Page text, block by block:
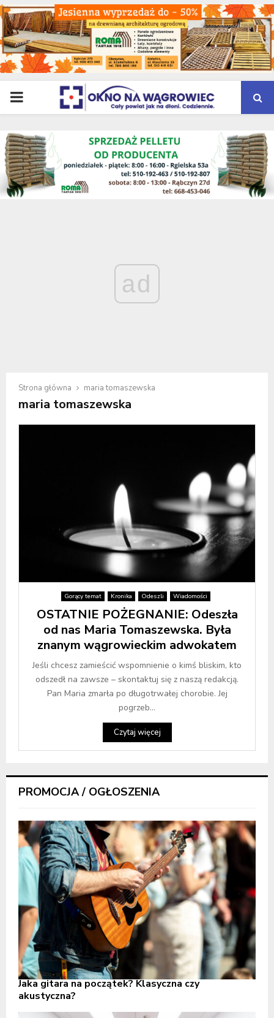
PRIMARY
MENU
ad
Strona główna maria tomaszewska
maria tomaszewska
Gorący temat Kronika Odeszli Wiadomości
OSTATNIE POŻEGNANIE: Odeszła
od nas Maria Tomaszewska. Była
znanym wągrowieckim adwokatem
Jeśli chcesz zamieścić wspomnienie o kimś bliskim, kto
odszedł na zawsze – skontaktuj się z naszą redakcją.
Pan Maria zmarła po długotrwałej chorobie. Jej
pogrzeb...
Czytaj więcej
PROMOCJA / OGŁOSZENIA
Jaka gitara na początek? Klasyczna czy
akustyczna?